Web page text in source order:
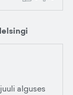
alguses